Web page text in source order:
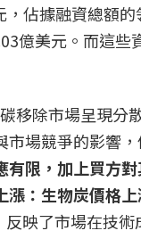
佔據融資總額
億美元。而這
移除市場呈現分
市場競爭的影響
有限，加上買方
漲：生物炭價格
反映了市場在技